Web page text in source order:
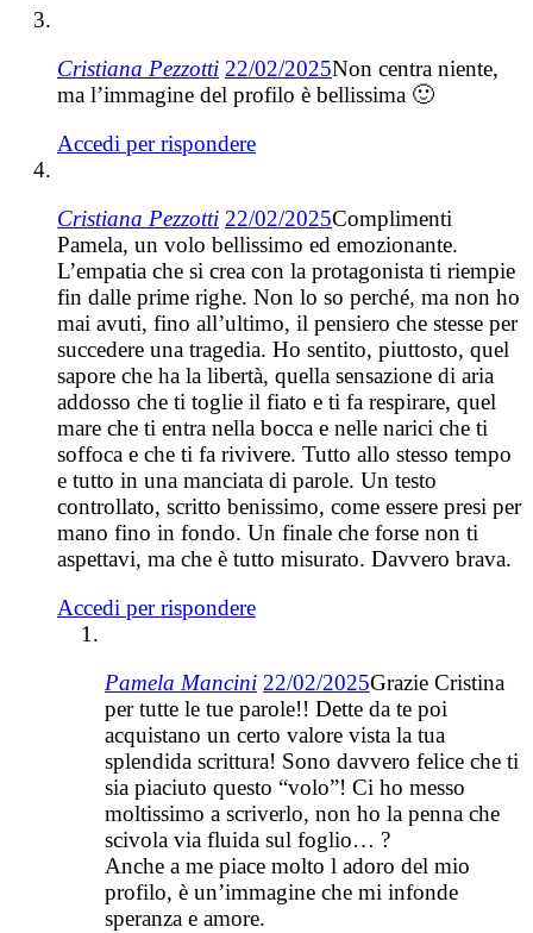
Cristiana Pezzotti 22/02/2025Non centra niente,
ma l’immagine del profilo è bellissima 🙂
Accedi per rispondere
Cristiana Pezzotti 22/02/2025Complimenti
Pamela, un volo bellissimo ed emozionante.
L’empatia che si crea con la protagonista ti riempie
fin dalle prime righe. Non lo so perché, ma non ho
mai avuti, fino all’ultimo, il pensiero che stesse per
succedere una tragedia. Ho sentito, piuttosto, quel
sapore che ha la libertà, quella sensazione di aria
addosso che ti toglie il fiato e ti fa respirare, quel
mare che ti entra nella bocca e nelle narici che ti
soffoca e che ti fa rivivere. Tutto allo stesso tempo
e tutto in una manciata di parole. Un testo
controllato, scritto benissimo, come essere presi per
mano fino in fondo. Un finale che forse non ti
aspettavi, ma che è tutto misurato. Davvero brava.
Accedi per rispondere
Pamela Mancini 22/02/2025Grazie Cristina
per tutte le tue parole!! Dette da te poi
acquistano un certo valore vista la tua
splendida scrittura! Sono davvero felice che ti
sia piaciuto questo “volo”! Ci ho messo
moltissimo a scriverlo, non ho la penna che
scivola via fluida sul foglio… ?
Anche a me piace molto l adoro del mio
profilo, è un’immagine che mi infonde
speranza e amore.